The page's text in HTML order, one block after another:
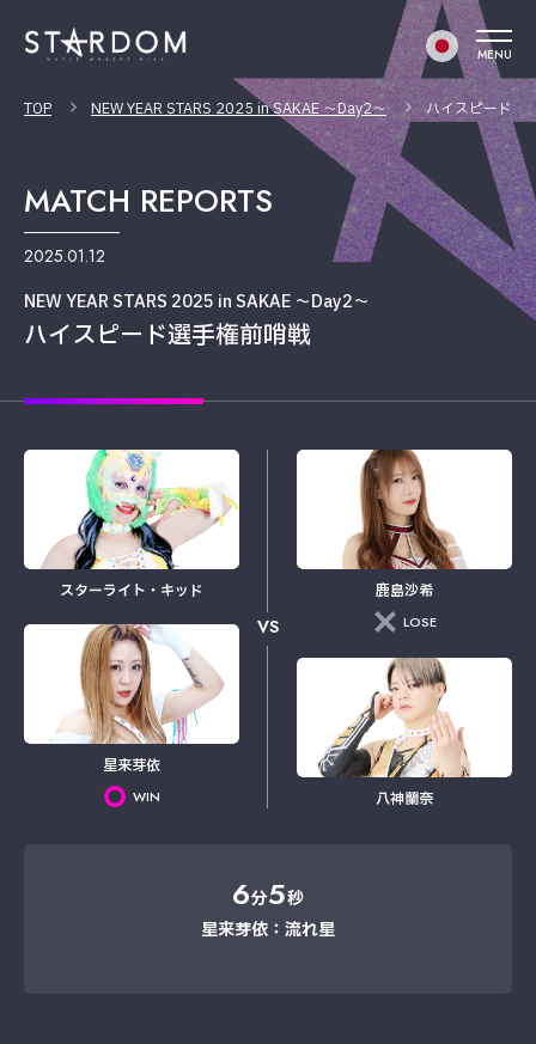
MENU
TOP NEW YEAR STARS 2025 in SAKAE ～Day2～ ハイスピード選
MATCH REPORTS
2025.01.12
NEW YEAR STARS 2025 in SAKAE ～Day2～
ハイスピード選手権前哨戦
スターライト・キッド
星来芽依
WIN
VS
鹿島沙希
LOSE
八神蘭奈
6分5秒
星来芽依：流れ星